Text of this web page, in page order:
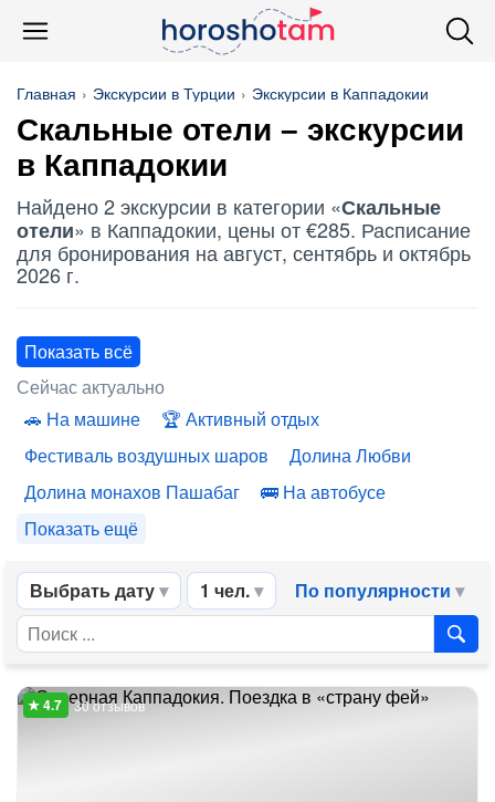
Главная Экскурсии в Турции Экскурсии в Каппадокии
Скальные отели – экскурсии
в Каппадокии
Найдено 2 экскурсии в категории «Скальные
отели» в Каппадокии, цены от €285. Расписание
для бронирования на август, сентябрь и октябрь
2026 г.
Показать всё
Сейчас актуально
На машине
Активный отдых
Фестиваль воздушных шаров
Долина Любви
Долина монахов Пашабаг
На автобусе
Показать ещё
Выбрать дату 1 чел. По популярности
30 отзывов